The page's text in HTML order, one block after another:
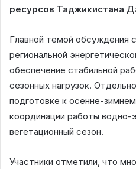
ресурсов Таджикистана
Главной темой обсуждения
региональной
обеспечение стабильной
сезонных нагрузок.
подготовке к осенне-
координации работы водно-
вегетационный сезон.
Участники отметили, что